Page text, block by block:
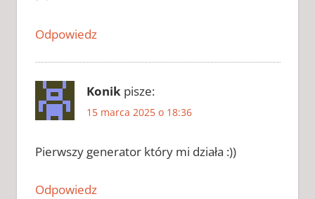
AKTYWACYJNY
MANAGER
2019
KLUCZ
STEAM
FOOTBALL
2019
Odpowiedz
Konik pisze:
15 marca 2025 o 18:36
Pierwszy generator który mi działa :))
Odpowiedz